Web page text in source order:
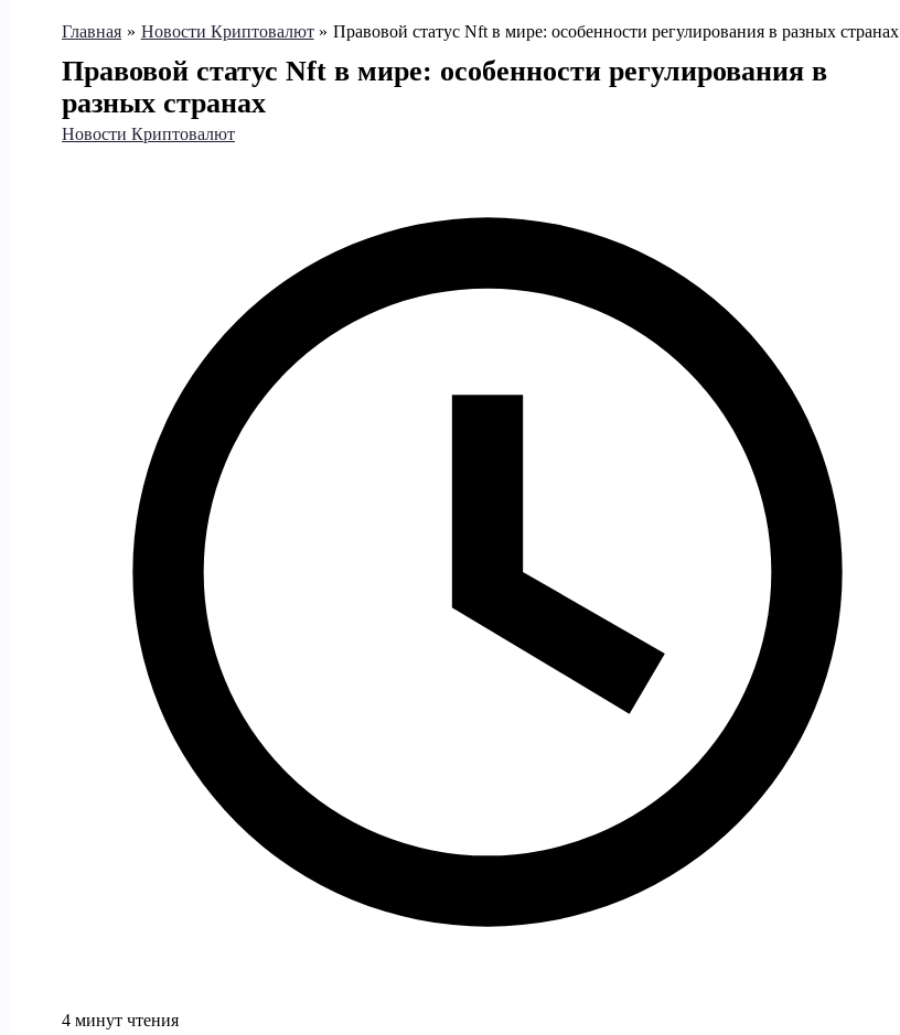
Главная Новости Криптовалют Правовой статус Nft в мире: особенности регулирования в разных странах
Правовой статус Nft в мире: особенности регулирования в
разных странах
Новости Криптовалют
4 минут чтения